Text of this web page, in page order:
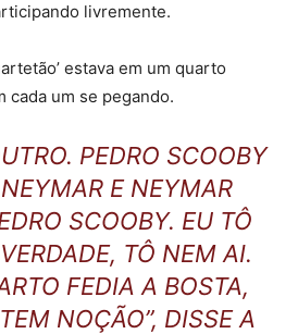
livremente.
estava em um quarto
cada um se pegando.
PEDRO SCOOBY
E NEYMAR
SCOOBY. EU TÔ
TÔ NEM AI.
FEDIA A BOSTA,
NOÇÃO”, DISSE A